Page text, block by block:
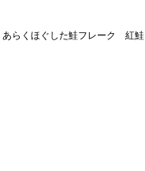
あらくほぐした鮭フレーク 紅鮭